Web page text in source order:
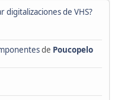
de VHS?
de Poucopelo